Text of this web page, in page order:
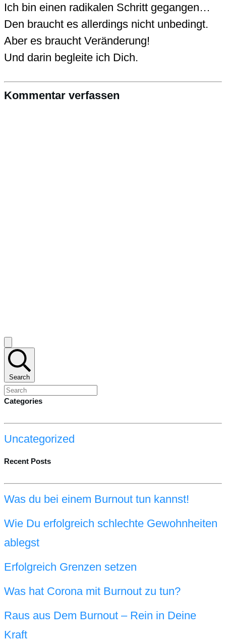
Ich bin einen radikalen Schritt gegangen…
Den braucht es allerdings nicht unbedingt.
Aber es braucht Veränderung!
Und darin begleite ich Dich.
Kommentar verfassen
Search
Categories
Uncategorized
Recent Posts
Was du bei einem Burnout tun kannst!
Wie Du erfolgreich schlechte Gewohnheiten
ablegst
Erfolgreich Grenzen setzen
Was hat Corona mit Burnout zu tun?
Raus aus Dem Burnout – Rein in Deine
Kraft